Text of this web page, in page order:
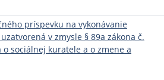
príspevku na vykonávanie
v zmysle § 89a zákona č.
sociálnej kuratele a o zmene a